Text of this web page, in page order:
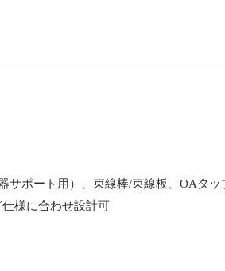
サポート用）、束線棒/束線板、OAタ
様に合わせ設計可